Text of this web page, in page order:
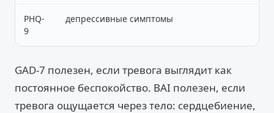
PHQ-
9
депрессивные симптомы
GAD-7 полезен, если тревога выглядит как
постоянное беспокойство. BAI полезен, если
тревога ощущается через тело: сердцебиение,